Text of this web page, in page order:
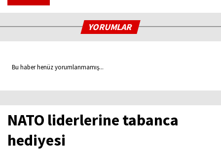
YORUMLAR
Bu haber henüz yorumlanmamış...
NATO liderlerine tabanca
hediyesi